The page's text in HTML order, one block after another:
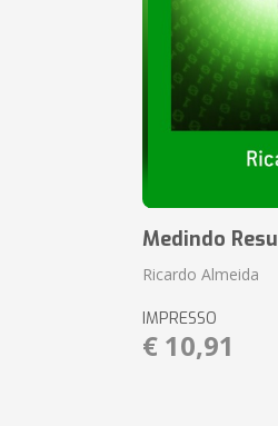
Medindo
Ricardo Almeida
IMPRESSO
€ 10,91